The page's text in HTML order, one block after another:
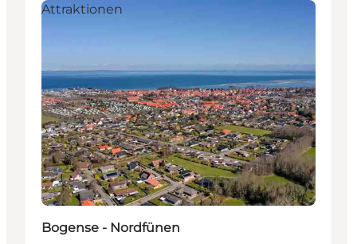
Attraktionen
Bogense - Nordfünen